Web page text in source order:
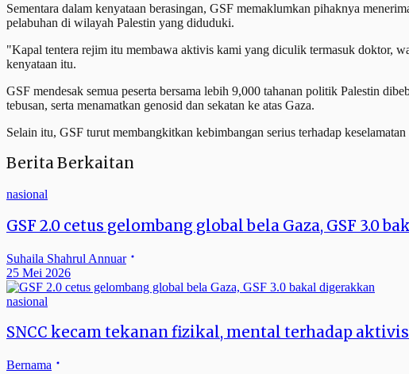
Sementara dalam kenyataan berasingan, GSF memaklumkan pihaknya
pelabuhan di wilayah Palestin yang diduduki.
"Kapal tentera rejim itu membawa aktivis kami yang diculik termasuk doktor,
kenyataan itu.
GSF mendesak semua peserta bersama lebih 9,000 tahanan politik Palestin
tebusan, serta menamatkan genosid dan sekatan ke atas Gaza.
Selain itu, GSF turut membangkitkan kebimbangan serius terhadap
Berita Berkaitan
nasional
GSF 2.0 cetus gelombang global bela Gaza, GSF 3.0
Suhaila Shahrul Annuar
25 Mei 2026
nasional
SNCC kecam tekanan fizikal, mental terhadap aktivis
Bernama